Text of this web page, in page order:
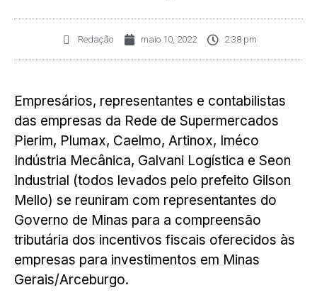
Redação maio 10, 2022 2:38 pm
Empresários, representantes e contabilistas
das empresas da Rede de Supermercados
Pierim, Plumax, Caelmo, Artinox, Iméco
Indústria Mecânica, Galvani Logística e Seon
Industrial (todos levados pelo prefeito Gilson
Mello) se reuniram com representantes do
Governo de Minas para a compreensão
tributária dos incentivos fiscais oferecidos às
empresas para investimentos em Minas
Gerais/Arceburgo.